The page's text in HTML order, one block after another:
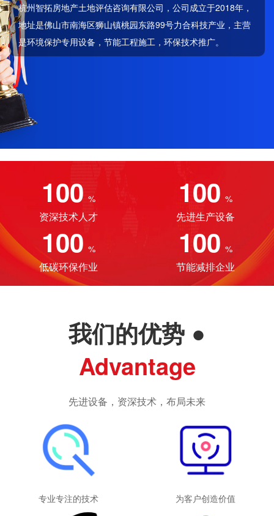
杭州智拓房地产土地评估咨询有限公司，公司成立于2018年，
地址是佛山市南海区狮山镇桃园东路99号力合科技产业，主营
是环境保护专用设备，节能工程施工，环保技术推广。
100 %
资深技术人才
100 %
先进生产设备
100 %
低碳环保作业
100 %
节能减排企业
我们的优势 ●
Advantage
先进设备，资深技术，布局未来
专业专注的技术 为客户创造价值